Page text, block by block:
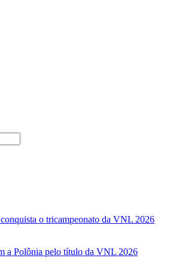
o tricampeonato da VNL 2026
a Polônia pelo título da VNL 2026